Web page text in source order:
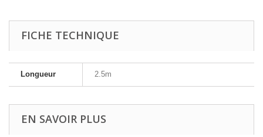
FICHE TECHNIQUE
Longueur 2.5m
EN SAVOIR PLUS